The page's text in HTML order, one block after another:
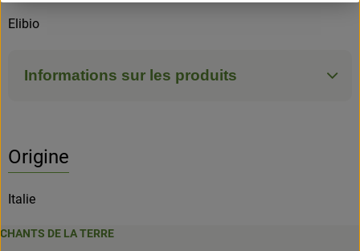
Elibio
Informations sur les produits
Origine
Italie
CHANTS DE LA TERRE